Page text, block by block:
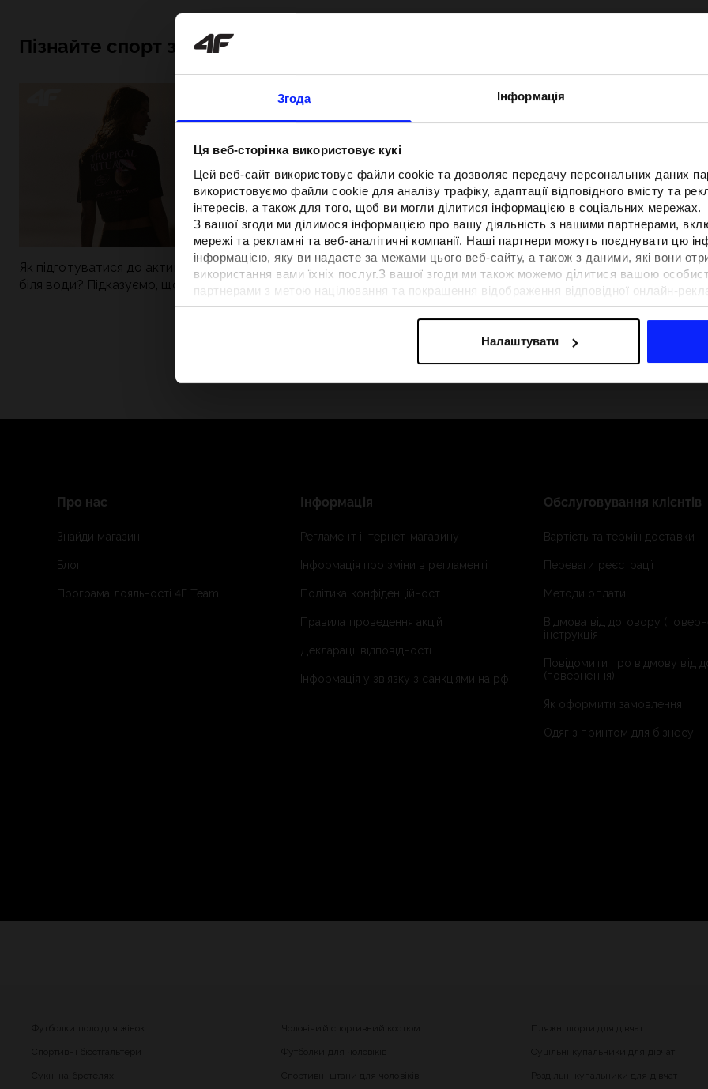
Згода Інформація
Ця веб-сторінка використовує кукі
Цей веб-сайт використовує файли cookie та дозволяє передачу персональних даних
використовуємо файли cookie для аналізу трафіку, адаптації відповідного вмісту та
інтересів, а також для того, щоб ви могли ділитися інформацією в соціальних мережах.
З вашої згоди ми ділимося інформацією про вашу діяльність з нашими партнерами,
мережі та рекламні та веб-аналітичні компанії. Наші партнери можуть поєднувати цю
інформацією, яку ви надаєте за межами цього веб-сайту, а також з даними, які вони
використання вами їхніх послуг.З вашої згоди ми також можемо ділитися вашою
партнерами з метою націлювання та покращення відображення відповідної онлайн-
відповідності вмісту та вдосконалення рішень, які пропонують наші партнери
Детальну інформацію можна знайти в нашійПолітиці конфіденційностіта в розділі
Налаштувати
Пізнайте спорт зсередини
Як підготуватися до активного дня
біля води? Підказуємо, що зібрати до
Нова колекція 4F для тенісу та
паделу. Спортивна функціональність
поєднується із сучасним стилем
Образи на фестиваль. Як
на музичні фестивалі?
Про нас
Знайди магазин
Блог
Програма лояльності 4F Team
Інформація
Регламент інтернет-магазину
Інформація про зміни в регламенті
Політика конфіденційності
Правила проведення акцій
Декларації відповідності
Інформація у зв'язку з санкціями на рф
Обслуговування клієнтів
Вартість та термін доставки
Переваги реєстрації
Методи оплати
Відмова від договору
інструкція
Повідомити про відмову від
(повернення)
Як оформити замовлення
Одяг з принтом для бізнесу